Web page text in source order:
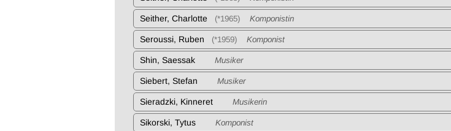
Seither, Charlotte (*1965) Komponistin
Seroussi, Ruben (*1959) Komponist
Shin, Saessak Musiker
Siebert, Stefan Musiker
Sieradzki, Kinneret Musikerin
Sikorski, Tytus Komponist